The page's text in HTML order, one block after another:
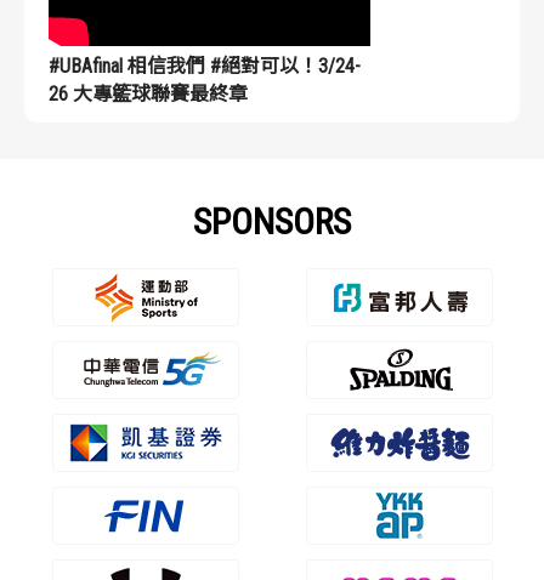
#UBAfinal 相信我們 #絕對可以！3/24-
26 大專籃球聯賽最終章
SPONSORS